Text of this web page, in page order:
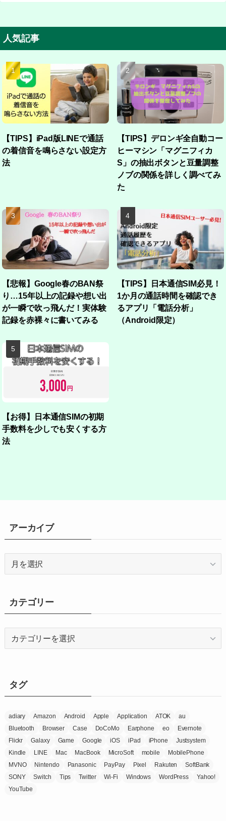
人気記事
【TIPS】iPad版LINEで通話
の着信音を鳴らさない設定方
法
【TIPS】デロンギ全自動コー
ヒーマシン「マグニフィカ
S」の抽出ボタンと豆量調整
ノブの関係を詳しく調べてみ
た
【悲報】Google春のBAN祭
り…15年以上の記録や想い出
が一瞬で吹っ飛んだ！実体験
記録を赤裸々に書いてみる
【TIPS】日本通信SIM必見！
1か月の通話時間を確認でき
るアプリ「電話分析」
（Android限定）
【お得】日本通信SIMの初期
手数料を少しでも安くする方
法
アーカイブ
ブ
カテゴリー
ータグ
adiary Amazon Android Apple Application ATOK
au
Bluetooth
Browser Case DoCoMo Earphone eo
Evernote
Flickr
Galaxy Game Google iOS iPad iPhone
Justsystem
Kindle
LINE Mac MacBook MicroSoft mobile
MobilePhone
MVNO
Nintendo Panasonic PayPay Pixel Rakuten
SoftBank
SONY
Switch Tips Twitter Wi-Fi Windows WordPress
Yahoo!
YouTube